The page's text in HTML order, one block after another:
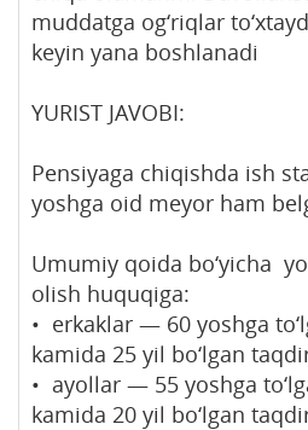
muddatga og‘riqlar
keyin yana boshlanadi
YURIST JAVOBI:
Pensiyaga chiqishda ish
yoshga oid meyor ham
Umumiy qoida bo‘yicha
olish huquqiga:
• erkaklar — 60 yoshga
kamida 25 yil bo‘lgan
• ayollar — 55 yoshga
kamida 20 yil bo‘lgan